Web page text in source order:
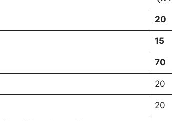
20
15
70
20
20